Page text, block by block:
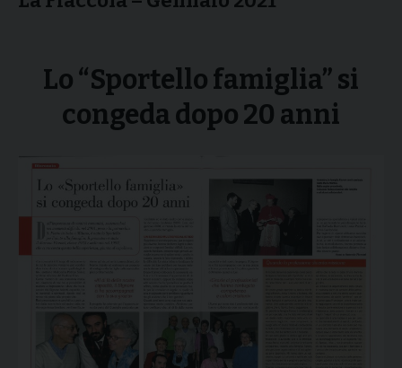
Lo “Sportello famiglia” si
congeda dopo 20 anni